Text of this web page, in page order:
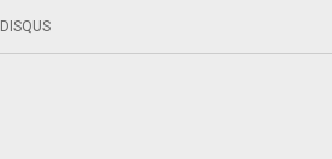
DISQUS